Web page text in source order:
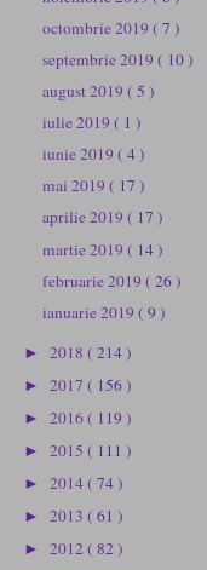
octombrie 2019( 7 )
septembrie 2019( 10 )
august 2019( 5 )
iulie 2019( 1 )
iunie 2019( 4 )
mai 2019( 17 )
aprilie 2019( 17 )
martie 2019( 14 )
februarie 2019( 26 )
ianuarie 2019( 9 )
► 2018 ( 214 )
► 2017 ( 156 )
► 2016( 119 )
► 2015 ( 111 )
► 2014( 74 )
► 2013 ( 61 )
► 2012( 82 )